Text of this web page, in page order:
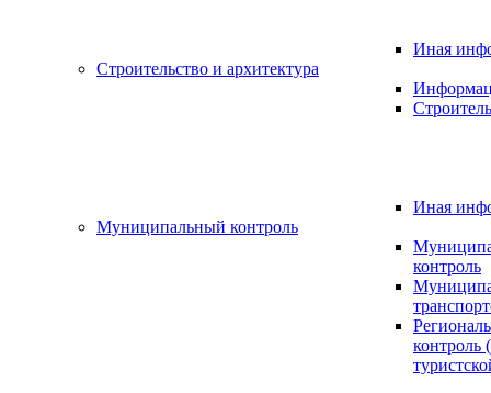
Иная
Строительство и архитектура
Иная
Муниципальный контроль
контроль
контроль